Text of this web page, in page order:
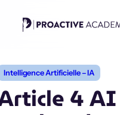
Intelligence Artificielle – IA
4